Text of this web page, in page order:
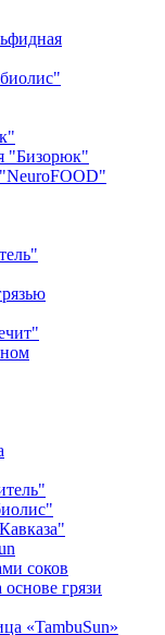
"Бизорюк"
соков
грязи
«TambuSun»